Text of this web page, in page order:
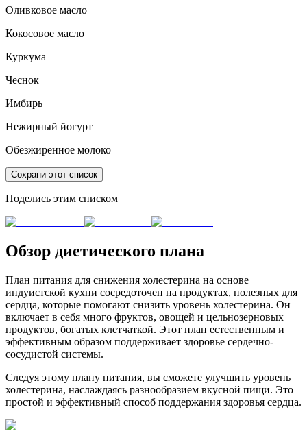
Оливковое масло
Кокосовое масло
Куркума
Чеснок
Имбирь
Нежирный йогурт
Обезжиренное молоко
Сохрани этот список
Поделись этим списком
Обзор диетического плана
План питания для снижения холестерина на основе
индуистской кухни сосредоточен на продуктах, полезных для
сердца, которые помогают снизить уровень холестерина. Он
включает в себя много фруктов, овощей и цельнозерновых
продуктов, богатых клетчаткой. Этот план естественным и
эффективным образом поддерживает здоровье сердечно-
сосудистой системы.
Следуя этому плану питания, вы сможете улучшить уровень
холестерина, наслаждаясь разнообразием вкусной пищи. Это
простой и эффективный способ поддержания здоровья сердца.